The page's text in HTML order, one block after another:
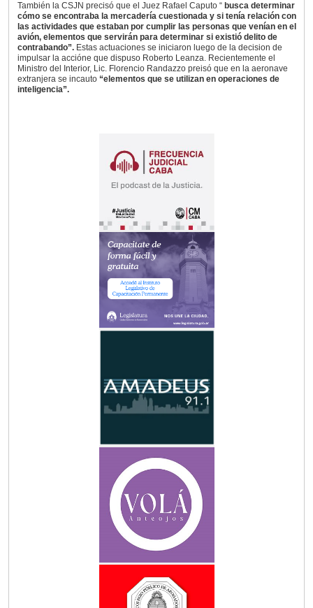
También la CSJN precisó que el Juez Rafael Caputo “ busca determinar
cómo se encontraba la mercadería cuestionada y si tenía relación con
las actividades que estaban por cumplir las personas que venían en el
avión, elementos que servirán para determinar si existió delito de
contrabando”. Estas actuaciones se iniciaron luego de la decision de
impulsar la accióne que dispuso Roberto Leanza. Recientemente el
Ministro del Interior, Lic. Florencio Randazzo preisó que en la aeronave
extranjera se incauto “elementos que se utilizan en operaciones de
inteligencia”.